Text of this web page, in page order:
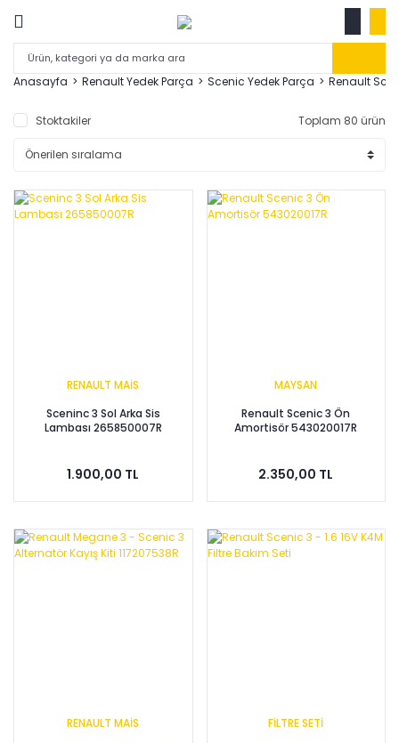
Anasayfa Renault Yedek Parça Scenic Yedek Parça Renault
Stoktakiler Toplam 80 ürün
RENAULT MAİS
Sceninc 3 Sol Arka Sis
Lambası 265850007R
1.900,00 TL
MAYSAN
Renault Scenic 3 Ön
Amortisör 543020017R
2.350,00 TL
RENAULT MAİS
FİLTRE SETİ